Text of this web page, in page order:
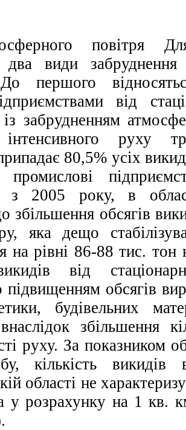
повітря
два види
першого
від
із забрудненням
інтенсивного руху
80,5% усіх
промислові
з 2005 року, в
збільшення обсягів
яка дещо
на рівні 86-88 тис. тон
від
підвищенням обсягів
будівельних
збільшення
руху. За показником
кількість викидів
області не
у розрахунку на 1 кв.